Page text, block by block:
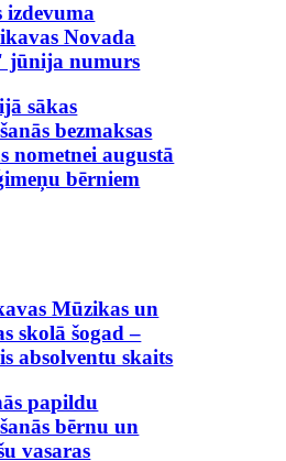
izdevuma
Novada
jūnija numurs
sākas
bezmaksas
nometnei augustā
bērniem
Mūzikas un
skolā šogad –
absolventu skaits
papildu
bērnu un
vasaras